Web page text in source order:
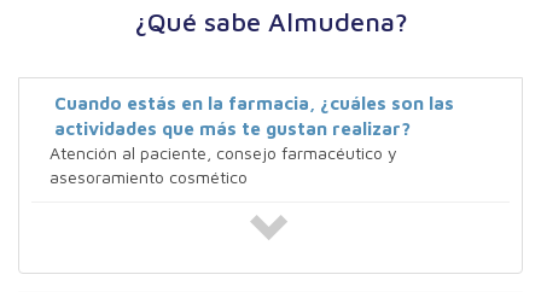
¿Qué sabe Almudena?
Cuando estás en la farmacia, ¿cuáles son las
actividades que más te gustan realizar?
Atención al paciente, consejo farmacéutico y
asesoramiento cosmético